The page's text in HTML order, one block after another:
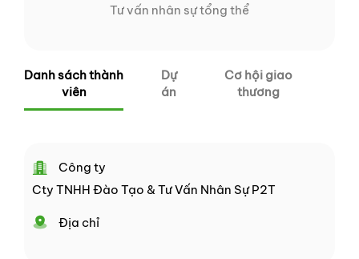
Tư vấn nhân sự tổng thể
Danh sách thành
viên
Dự
án
Cơ hội giao
thương
Công ty
Cty TNHH Đào Tạo & Tư Vấn Nhân Sự P2T
Địa chỉ